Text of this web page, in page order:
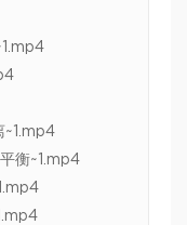
~1.mp4
衡~1.mp4